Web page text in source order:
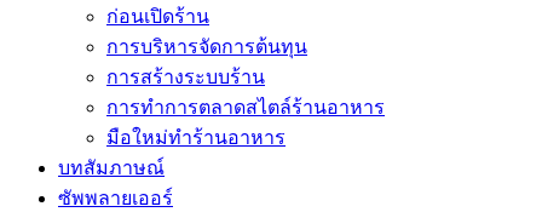
ก่อนเปิดร้าน
การบริหารจัดการต้นทุน
การสร้างระบบร้าน
การทำการตลาดสไตล์ร้านอาหาร
มือใหม่ทำร้านอาหาร
บทสัมภาษณ์
ซัพพลายเออร์